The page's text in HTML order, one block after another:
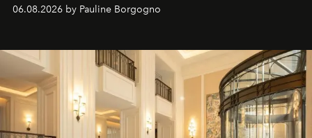
06.08.2026 by Pauline Borgogno